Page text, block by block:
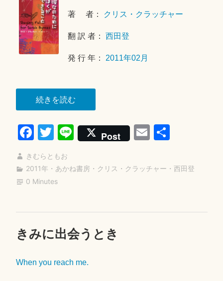
著 者： クリス・クラッチャー
翻 訳 者：西田登
発 行 年： 2011年02月
続きを読む“彼
女
の
た
に
が
き
こ
Fa
ce
bo
ok
T
wi
tte
r
Li
ne
Post E
ail
共
きむらともお
2011年 ・ あかね書房 ・ クリス・クラッチャー ・ 西田登
0 Minutes
きみに出会うとき
When you reach me.
コ
メ
ト
2
8